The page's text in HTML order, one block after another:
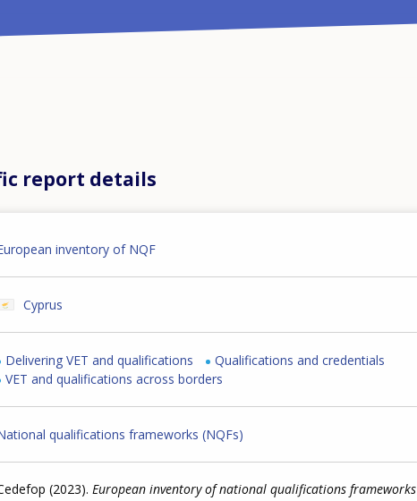
report details
inventory of NQF
Cyprus
Delivering VET and qualifications
Qualifications and credentials
VET and qualifications across borders
qualifications frameworks (NQFs)
(2023). European inventory of national qualifications frameworks